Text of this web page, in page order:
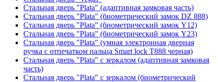
Стальная дверь "Plata" (адаптивная замковая часть)
Стальная дверь "Plata" (биометрический замок DZ 888)
Стальная дверь "Plata" (биометрический замок Y12)
Стальная дверь "Plata" (биометрический замок Y23)
Стальная дверь "Plata" (умная электронная дверная
ручка с отпечатком пальца Smart lock T888 черная)
Стальная дверь "Plata" с зеркалом (адаптивная замковая
часть)
Стальная дверь "Plata" с зеркалом (биометрический